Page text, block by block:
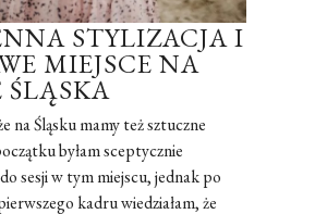
STYLIZACJA I
MIEJSCE NA
ŚLĄSKA
na Śląsku mamy też sztuczne
byłam sceptycznie
sesji w tym miejscu, jednak po
kadru wiedziałam, że